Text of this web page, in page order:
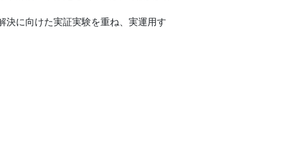
決に向けた実証実験を重ね、実運用す